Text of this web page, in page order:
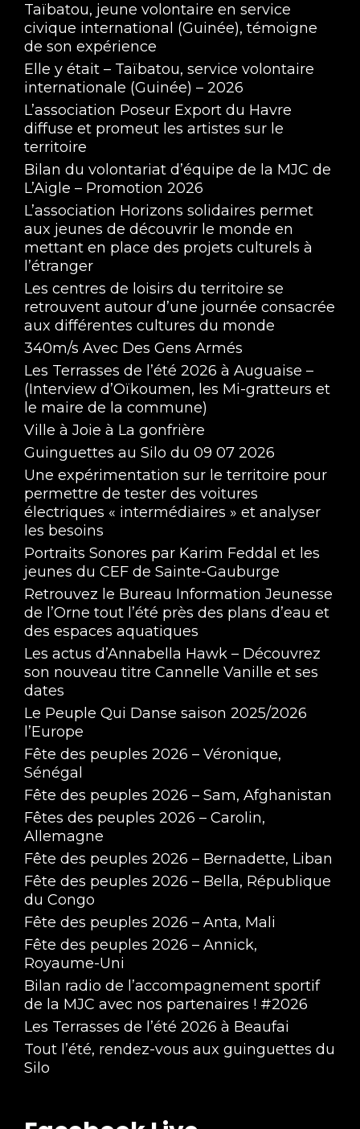
Taïbatou, jeune volontaire en service
civique international (Guinée), témoigne
de son expérience
Elle y était – Taïbatou, service volontaire
internationale (Guinée) – 2026
L’association Poseur Export du Havre
diffuse et promeut les artistes sur le
territoire
Bilan du volontariat d’équipe de la MJC de
L’Aigle – Promotion 2026
L’association Horizons solidaires permet
aux jeunes de découvrir le monde en
mettant en place des projets culturels à
l’étranger
Les centres de loisirs du territoire se
retrouvent autour d’une journée consacrée
aux différentes cultures du monde
340m/s Avec Des Gens Armés
Les Terrasses de l’été 2026 à Auguaise –
(Interview d’Oïkoumen, les Mi-gratteurs et
le maire de la commune)
Ville à Joie à La gonfrière
Guinguettes au Silo du 09 07 2026
Une expérimentation sur le territoire pour
permettre de tester des voitures
électriques « intermédiaires » et analyser
les besoins
Portraits Sonores par Karim Feddal et les
jeunes du CEF de Sainte-Gauburge
Retrouvez le Bureau Information Jeunesse
de l’Orne tout l’été près des plans d’eau et
des espaces aquatiques
Les actus d’Annabella Hawk – Découvrez
son nouveau titre Cannelle Vanille et ses
dates
Le Peuple Qui Danse saison 2025/2026
l’Europe
Fête des peuples 2026 – Véronique,
Sénégal
Fête des peuples 2026 – Sam, Afghanistan
Fêtes des peuples 2026 – Carolin,
Allemagne
Fête des peuples 2026 – Bernadette, Liban
Fête des peuples 2026 – Bella, République
du Congo
Fête des peuples 2026 – Anta, Mali
Fête des peuples 2026 – Annick,
Royaume-Uni
Bilan radio de l’accompagnement sportif
de la MJC avec nos partenaires ! #2026
Les Terrasses de l’été 2026 à Beaufai
Tout l’été, rendez-vous aux guinguettes du
Silo